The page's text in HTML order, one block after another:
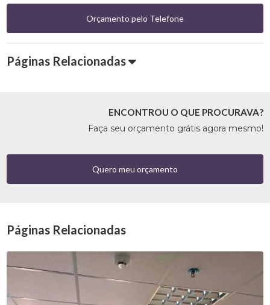
Orçamento pelo Telefone
Páginas Relacionadas
ENCONTROU O QUE PROCURAVA?
Faça seu orçamento grátis agora mesmo!
Quero meu orçamento
Páginas Relacionadas